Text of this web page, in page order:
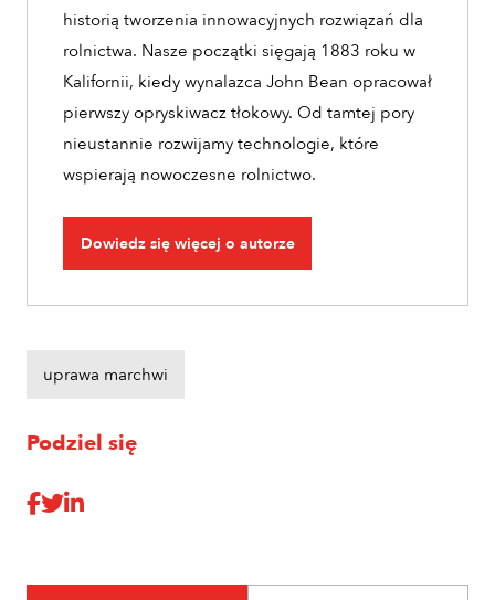
historią tworzenia innowacyjnych rozwiązań dla
rolnictwa. Nasze początki sięgają 1883 roku w
Kalifornii, kiedy wynalazca John Bean opracował
pierwszy opryskiwacz tłokowy. Od tamtej pory
nieustannie rozwijamy technologie, które
wspierają nowoczesne rolnictwo.
Dowiedz się więcej o autorze
uprawa marchwi
Podziel się